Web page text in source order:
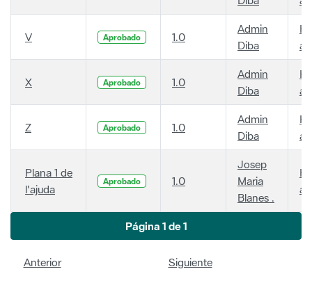
V Aprobado 1.0
Admin
Diba
X Aprobado 1.0
Admin
Diba
Z Aprobado 1.0
Admin
Diba
Plana 1 de
l'ajuda
Aprobado 1.0
Josep
Maria
Blanes .
Página 1 de 1
Anterior Siguiente